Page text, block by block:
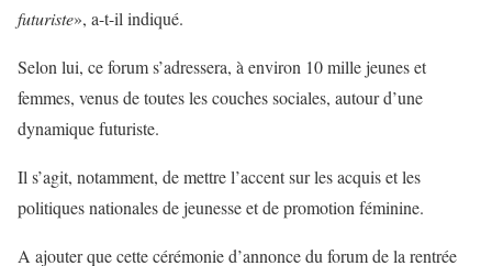
futuriste», a-t-il indiqué.
Selon lui, ce forum s’adressera, à environ 10 mille jeunes et
femmes, venus de toutes les couches sociales, autour d’une
dynamique futuriste.
Il s’agit, notamment, de mettre l’accent sur les acquis et les
politiques nationales de jeunesse et de promotion féminine.
A ajouter que cette cérémonie d’annonce du forum de la rentrée